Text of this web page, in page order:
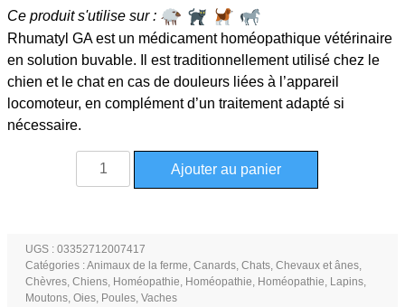
Ce produit s'utilise sur :
Rhumatyl GA est un médicament homéopathique vétérinaire
en solution buvable. Il est traditionnellement utilisé chez le
chien et le chat en cas de douleurs liées à l’appareil
locomoteur, en complément d’un traitement adapté si
nécessaire.
quantité
de
solution
buvable
flacon
Ajouter au panier
UGS : 03352712007417
Catégories :Animaux de la ferme, Canards, Chats, Chevaux et ânes,
Chèvres, Chiens, Homéopathie, Homéopathie, Homéopathie, Lapins,
Moutons, Oies, Poules, Vaches